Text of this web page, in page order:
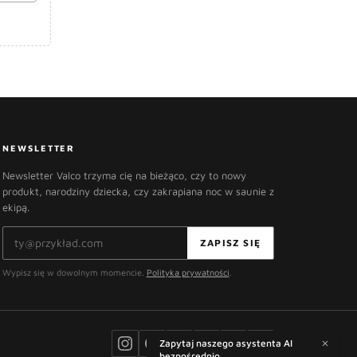
NEWSLETTER
Newsletter Valco trzyma cię na bieżąco, czy to nowy
produkt, narodziny dziecka, czy zakrapiana noc w saunie z
ekipą.
Adres e-mail ZAPISZ SIĘ
Wypisz się w dowolnym momencie. Polityka prywatności
Zapytaj naszego asystenta AI